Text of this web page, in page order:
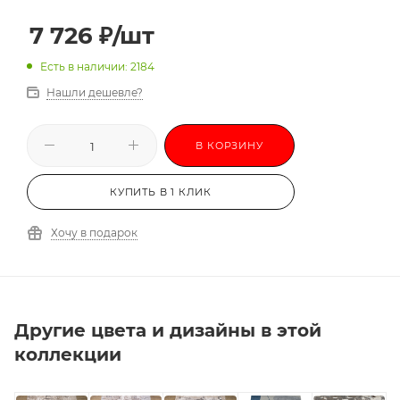
3,0х5,5 3,0х6,0
7 726 ₽/шт
Есть в наличии: 2184
Нашли дешевле?
В КОРЗИНУ
КУПИТЬ В 1 КЛИК
Хочу в подарок
Другие цвета и дизайны в этой
коллекции